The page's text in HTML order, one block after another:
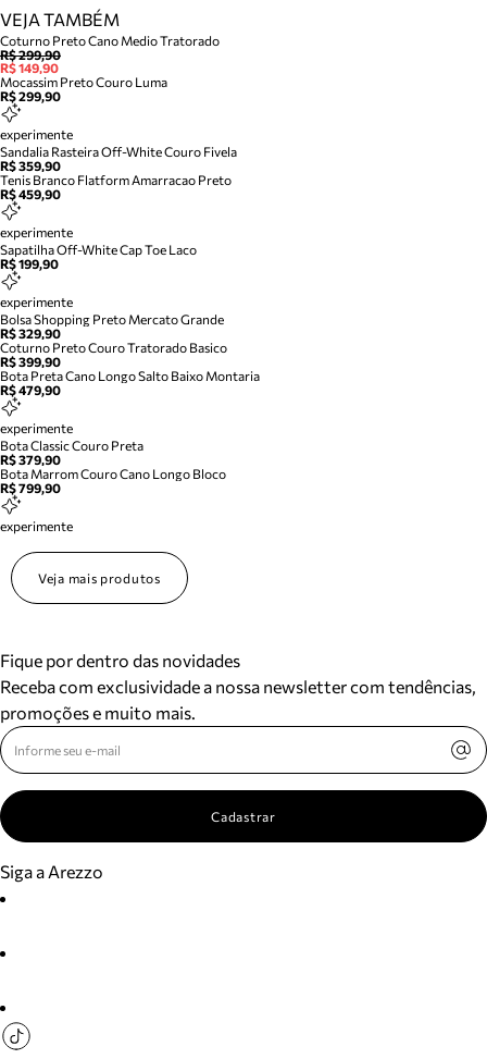
VEJA TAMBÉM
Coturno Preto Cano Medio Tratorado
R$ 299,90
R$ 149,90
Mocassim Preto Couro Luma
R$ 299,90
experimente
Sandalia Rasteira Off-White Couro Fivela
R$ 359,90
Tenis Branco Flatform Amarracao Preto
R$ 459,90
experimente
Sapatilha Off-White Cap Toe Laco
R$ 199,90
experimente
Bolsa Shopping Preto Mercato Grande
R$ 329,90
Coturno Preto Couro Tratorado Basico
R$ 399,90
Bota Preta Cano Longo Salto Baixo Montaria
R$ 479,90
experimente
Bota Classic Couro Preta
R$ 379,90
Bota Marrom Couro Cano Longo Bloco
R$ 799,90
experimente
Veja mais produtos
Fique por dentro das novidades
Receba com exclusividade a nossa newsletter com tendências,
promoções e muito mais.
Cadastrar
Siga a Arezzo